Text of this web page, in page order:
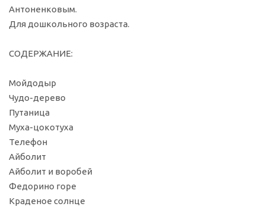
Антоненковым.
Для дошкольного возраста.
СОДЕРЖАНИЕ:
Мойдодыр
Чудо-дерево
Путаница
Муха-цокотуха
Телефон
Айболит
Айболит и воробей
Федорино горе
Краденое солнце